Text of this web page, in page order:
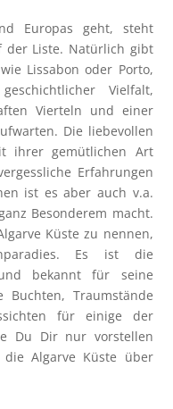
Europas geht, steht
der Liste. Natürlich gibt
Lissabon oder Porto,
Vielfalt,
Vierteln und einer
Die liebevollen
ihrer gemütlichen Art
Erfahrungen
ist es aber auch v.a.
Besonderem macht.
Küste zu nennen,
Es ist die
bekannt für seine
Buchten, Traumstände
für einige der
Du Dir nur vorstellen
Algarve Küste über